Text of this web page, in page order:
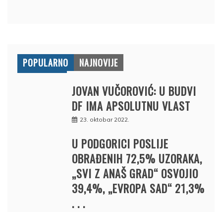
POPULARNO NAJNOVIJE
JOVAN VUČOROVIĆ: U BUDVI
DF IMA APSOLUTNU VLAST
23. oktobar 2022.
U PODGORICI POSLIJE
OBRAĐENIH 72,5% UZORAKA,
„SVI Z ANAŠ GRAD“ OSVOJIO
39,4%, „EVROPA SAD“ 21,3%
. . .